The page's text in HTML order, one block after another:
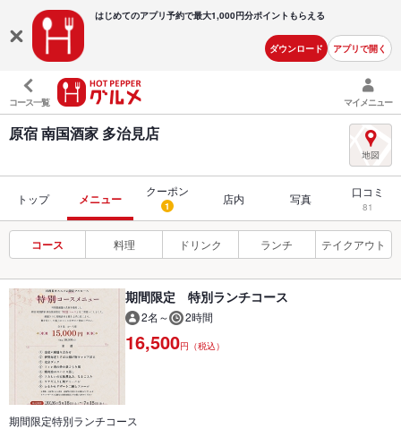
はじめてのアプリ予約で最大1,000円分ポイントもらえる
ダウンロード アプリで開く
コース一覧 マイメニュー
原宿 南国酒家 多治見店
トップ メニュー
クーポン
1 店内 写真 口コミ
81
コース 料理 ドリンク ランチ テイクアウト
期間限定 特別ランチコース
2名～ 2時間
16,500円（税込）
期間限定特別ランチコース